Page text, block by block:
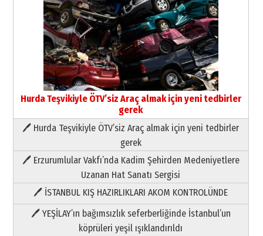
Hurda Teşvikiyle ÖTV’siz Araç almak için yeni tedbirler
gerek
🖊 Hurda Teşvikiyle ÖTV’siz Araç almak için yeni tedbirler
gerek
🖊 Erzurumlular Vakfı’nda Kadim Şehirden Medeniyetlere
Uzanan Hat Sanatı Sergisi
🖊 İSTANBUL KIŞ HAZIRLIKLARI AKOM KONTROLÜNDE
🖊 YEŞİLAY’ın bağımsızlık seferberliğinde İstanbul’un
köprüleri yeşil ışıklandırıldı
Paranın Aile Kültüründeki Yeri
03 Ağustos 2026 Pazartesi
Yıldırım Gündoğdu
HAVVA’NIN ÜÇ KIZI
09 Temmuz 2026 Perşembe